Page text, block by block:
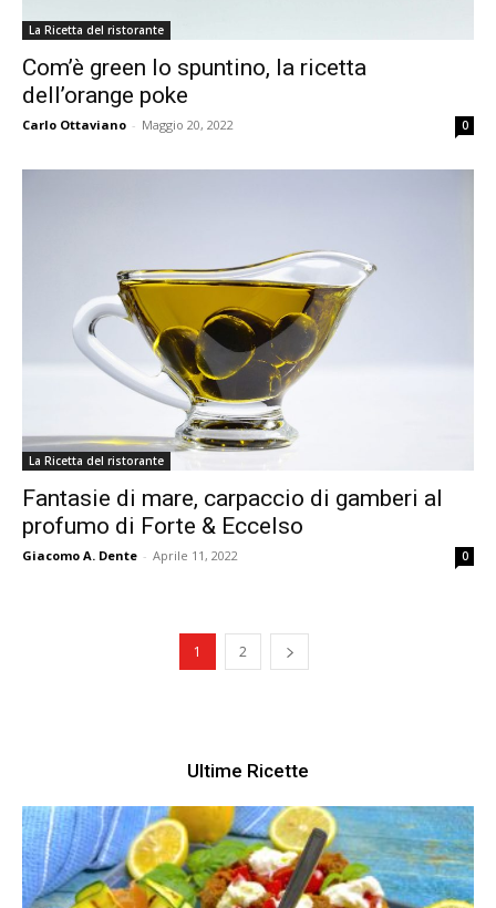
La Ricetta del ristorante
Com’è green lo spuntino, la ricetta
dell’orange poke
Carlo Ottaviano - Maggio 20, 2022 0
La Ricetta del ristorante
Fantasie di mare, carpaccio di gamberi al
profumo di Forte & Eccelso
Giacomo A. Dente - Aprile 11, 2022 0
1 2
Ultime Ricette